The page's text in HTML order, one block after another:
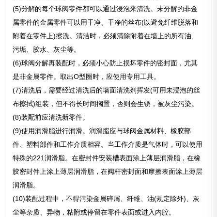
(5)分解的每个球阀零件都可以通过浸泡来清洗。未分解的非金
属零件的金属零件可以用干净、干净的丝布(以避免纤维脱落和
附着在零件上)擦洗。清洁时，必须清除附着在墙上的所有油、
污垢、胶水、灰尘等。
(6)球阀分解再装配时，必须小心防止损坏零件的密封面，尤其
是非金属零件。取出O型圈时，应使用专用工具。
(7)清洗后，需要经过清洗后的墙面清洗剂挥发(可用未浸泡的丝
布擦拭)组装，但不得长时间搁置，否则会生锈，被灰尘污染。
(8)装配前应清洗新零件。
(9)使用润滑脂进行润滑。润滑脂应与球阀金属材料、橡胶部
件、塑料部件和工作介质相容。当工作介质是气体时，可以使用
特殊的221润滑脂。在密封件安装槽表面涂上薄层润滑脂，在橡
胶密封件上涂上薄层润滑脂，在阀杆密封面和摩擦表面涂上薄层
润滑脂。
(10)装配过程中，不得污染金属碎屑、纤维、油(规定除外)、灰
尘等杂质、异物，粘附或停留在零件表面或进入内腔。